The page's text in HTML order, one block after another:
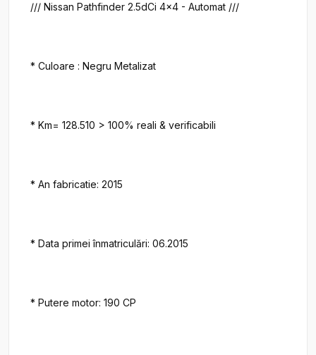
/// Nissan Pathfinder 2.5dCi 4x4 - Automat ///
* Culoare : Negru Metalizat
* Km= 128.510 > 100% reali & verificabili
* An fabricatie: 2015
* Data primei înmatriculări: 06.2015
* Putere motor: 190 CP